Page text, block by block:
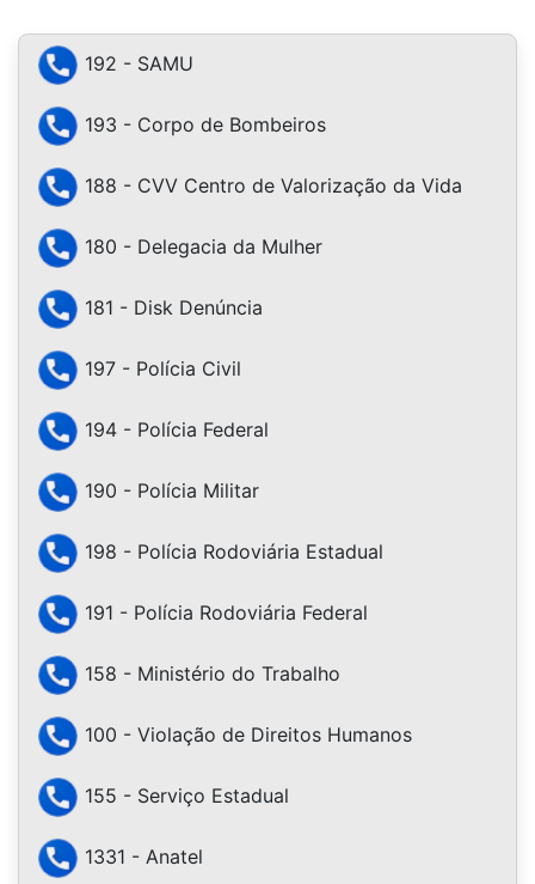
192 - SAMU
193 - Corpo de Bombeiros
188 - CVV Centro de Valorização da Vida
180 - Delegacia da Mulher
181 - Disk Denúncia
197 - Polícia Civil
194 - Polícia Federal
190 - Polícia Militar
198 - Polícia Rodoviária Estadual
191 - Polícia Rodoviária Federal
158 - Ministério do Trabalho
100 - Violação de Direitos Humanos
155 - Serviço Estadual
1331 - Anatel